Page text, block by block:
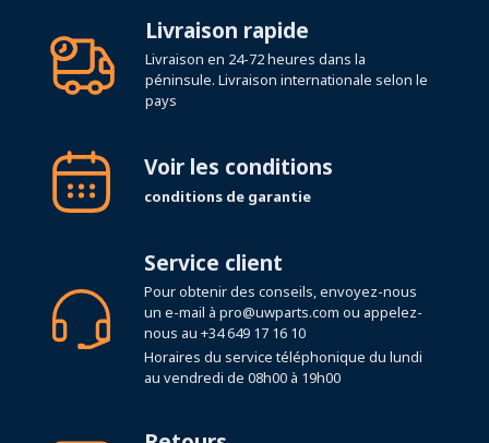
Livraison rapide
Livraison en 24-72 heures dans la
péninsule. Livraison internationale selon le
pays
Voir les conditions
conditions de garantie
Service client
Pour obtenir des conseils, envoyez-nous
un e-mail à pro@uwparts.com ou appelez-
nous au +34 649 17 16 10
Horaires du service téléphonique du lundi
au vendredi de 08h00 à 19h00